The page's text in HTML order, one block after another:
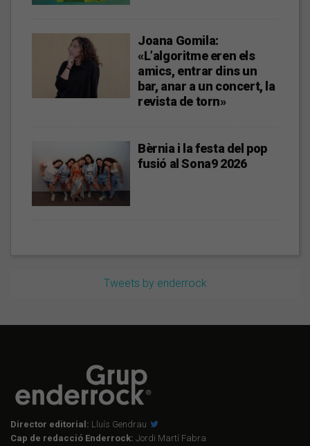
Joana Gomila:
«L’algoritme eren els
amics, entrar dins un
bar, anar a un concert, la
revista de torn»
Bèrnia i la festa del pop
fusió al Sona9 2026
Tweets by enderrock
Director editorial: Lluís Gendrau
Cap de redacció Enderrock: Jordi Martí Fabra